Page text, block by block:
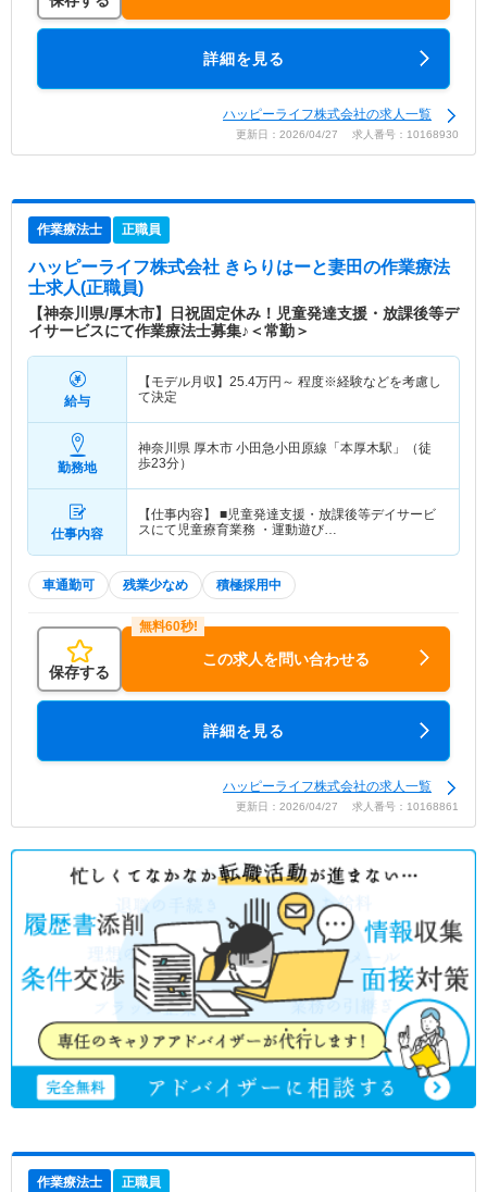
詳細を見る
ハッピーライフ株式会社の求人一覧
更新日：2026/04/27 求人番号：10168930
作業療法士 正職員
ハッピーライフ株式会社 きらりはーと妻田の作業療法
士求人(正職員)
【神奈川県/厚木市】日祝固定休み！児童発達支援・放課後等デ
イサービスにて作業療法士募集♪＜常勤＞
給与
【モデル月収】 25.4万円～ 程度※経験などを考慮し
て決定
勤務地
神奈川県 厚木市 小田急小田原線「本厚木駅」（徒
歩23分）
仕事内容
【仕事内容】 ■児童発達支援・放課後等デイサービ
スにて児童療育業務 ・運動遊び…
車通勤可 残業少なめ 積極採用中
保存する
この求人を問い合わせる
詳細を見る
ハッピーライフ株式会社の求人一覧
更新日：2026/04/27 求人番号：10168861
作業療法士 正職員